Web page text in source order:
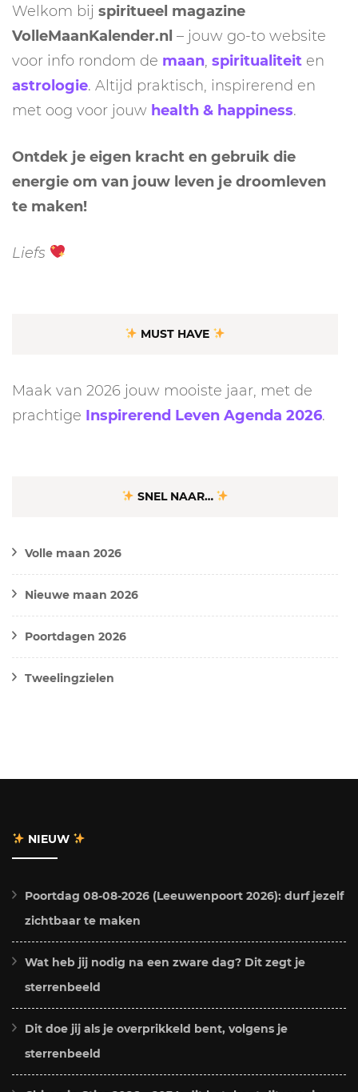
Welkom bij spiritueel magazine
VolleMaanKalender.nl – jouw go-to website
voor info rondom de maan, spiritualiteit en
astrologie. Altijd praktisch, inspirerend en
met oog voor jouw health & happiness.
Ontdek je eigen kracht en gebruik die
energie om van jouw leven je droomleven
te maken!
Liefs
MUST HAVE
Maak van 2026 jouw mooiste jaar, met de
prachtige Inspirerend Leven Agenda 2026.
SNEL NAAR…
Volle maan 2026
Nieuwe maan 2026
Poortdagen 2026
Tweelingzielen
NIEUW
Poortdag 08-08-2026 (Leeuwenpoort 2026): durf jezelf
zichtbaar te maken
Wat heb jij nodig na een zware dag? Dit zegt je
sterrenbeeld
Dit doe jij als je overprikkeld bent, volgens je
sterrenbeeld